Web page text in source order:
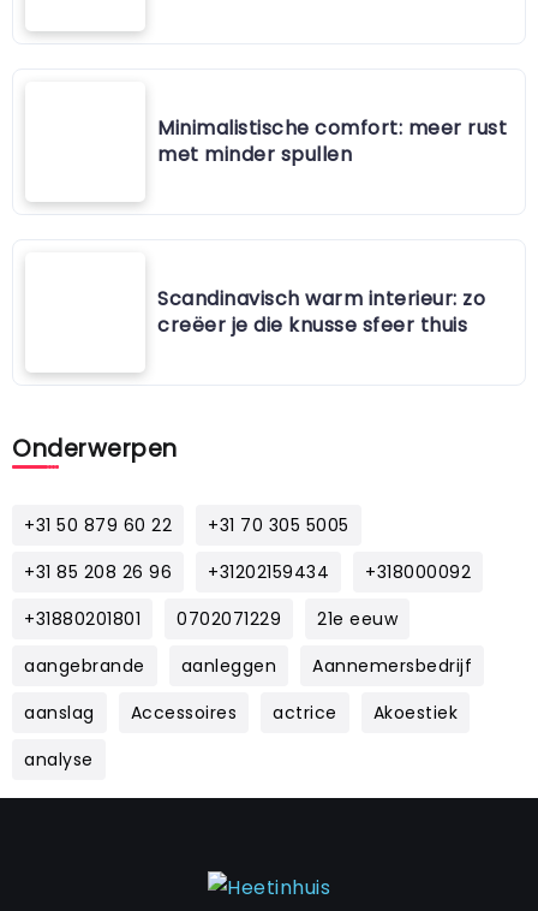
Minimalistische comfort: meer rust
met minder spullen
Scandinavisch warm interieur: zo
creëer je die knusse sfeer thuis
Onderwerpen
+31 50 879 60 22
+31 70 305 5005
+31 85 208 26 96
+31202159434
+318000092
+31880201801
0702071229
21e eeuw
aangebrande
aanleggen
Aannemersbedrijf
aanslag
Accessoires actrice
Akoestiek
analyse